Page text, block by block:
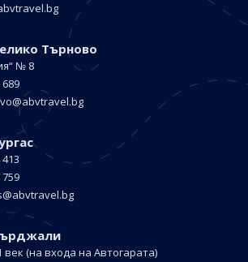
Търново
№ 8
689
759
век (на входа на Автогарата)